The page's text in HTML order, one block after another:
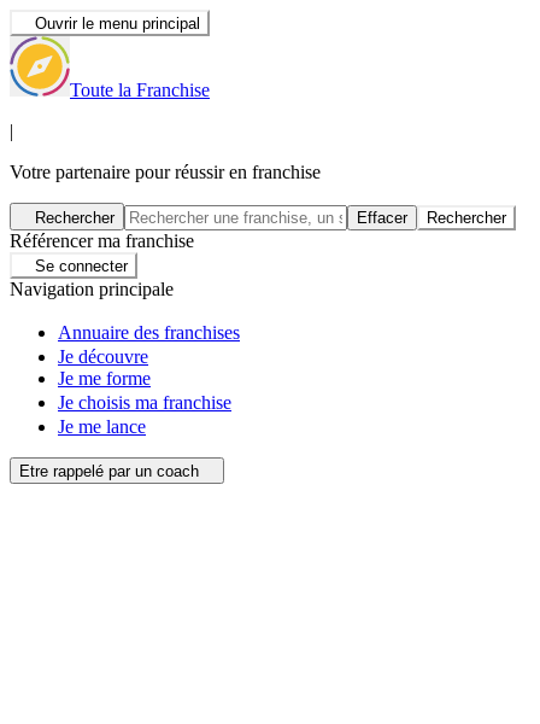
Ouvrir le menu principal
Toute la Franchise
|
Votre partenaire pour réussir en franchise
Rechercher Effacer Rechercher
Référencer ma franchise
Se connecter
Navigation principale
Annuaire des franchises
Je découvre
Je me forme
Je choisis ma franchise
Je me lance
Etre rappelé par un coach